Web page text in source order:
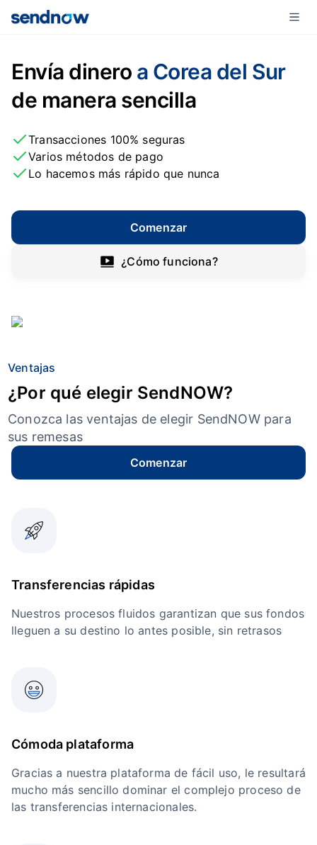
Envía dinero a Corea del Sur
de manera sencilla
Transacciones 100% seguras
Varios métodos de pago
Lo hacemos más rápido que nunca
Comenzar
¿Cómo funciona?
Ventajas
¿Por qué elegir SendNOW?
Conozca las ventajas de elegir SendNOW para
sus remesas
Comenzar
Transferencias rápidas
Nuestros procesos fluidos garantizan que sus fondos
lleguen a su destino lo antes posible, sin retrasos
Cómoda plataforma
Gracias a nuestra plataforma de fácil uso, le resultará
mucho más sencillo dominar el complejo proceso de
las transferencias internacionales.